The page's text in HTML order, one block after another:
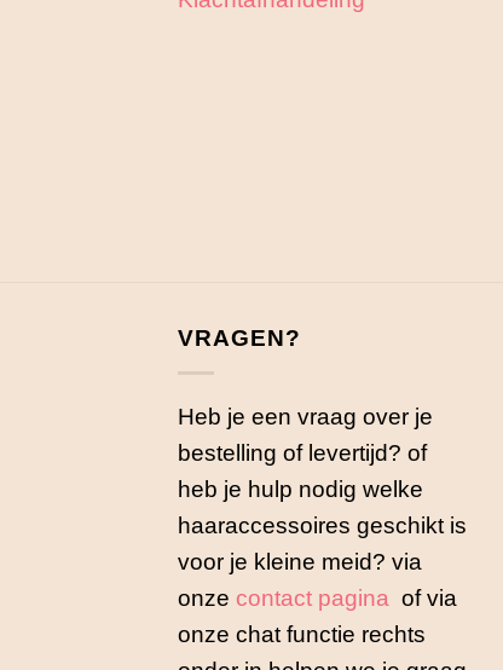
VRAGEN?
Heb je een vraag over je
bestelling of levertijd? of
heb je hulp nodig welke
haaraccessoires geschikt is
voor je kleine meid? via
onze contact pagina of via
onze chat functie rechts